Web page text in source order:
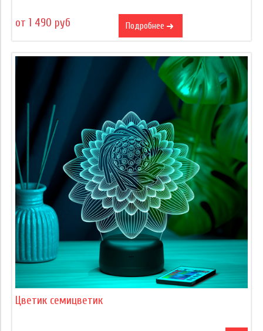
от 1 490 руб Подробнее
Цветик семицветик